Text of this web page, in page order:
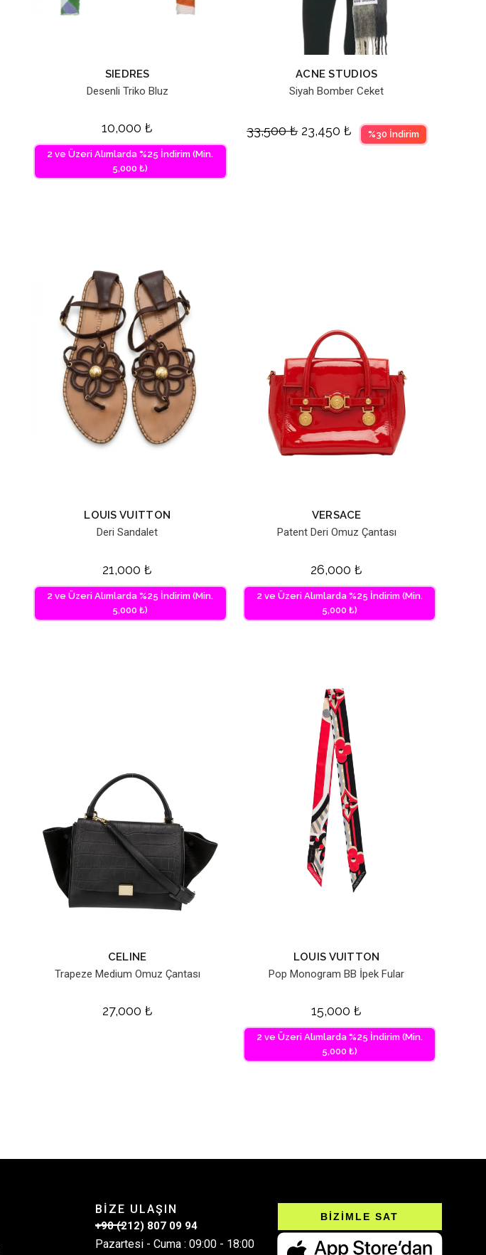
SIEDRES
Desenli Triko Bluz
10,000₺
2 ve Üzeri Alımlarda %25 İndirim (Min.
5,000 ₺)
ACNE STUDIOS
Siyah Bomber Ceket
33,500₺ 23,450₺ %30 İndirim
LOUIS VUITTON
Deri Sandalet
21,000₺
2 ve Üzeri Alımlarda %25 İndirim (Min.
5,000 ₺)
VERSACE
Patent Deri Omuz Çantası
26,000₺
2 ve Üzeri Alımlarda %25 İndirim (Min.
5,000 ₺)
CELINE
Trapeze Medium Omuz Çantası
27,000 ₺
LOUIS VUITTON
Pop Monogram BB İpek Fular
15,000₺
2 ve Üzeri Alımlarda %25 İndirim (Min.
5,000 ₺)
BİZE ULAŞIN
+90 (212) 807 09 94
Pazartesi - Cuma : 09:00 - 18:00
BİZİMLE SAT